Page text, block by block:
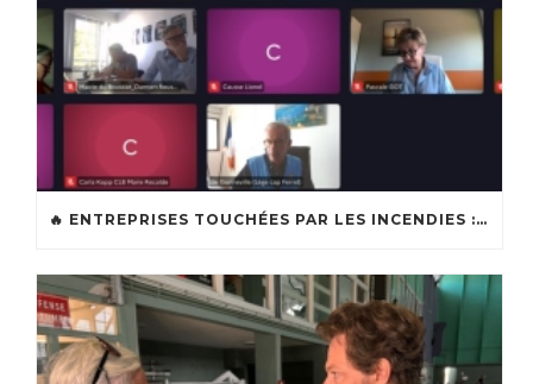
🔥 ENTREPRISES TOUCHÉES PAR LES INCENDIES : LES DISPOSITIFS D’ACCOMPAGNEMENT MIS EN PLACE AFIN DE SOUTENIR LES ENTREPRISES ET LES TRAVAILLEURS INDÉPENDANTS IMPACTÉS SUR LE BASSIN D’ARCACHON